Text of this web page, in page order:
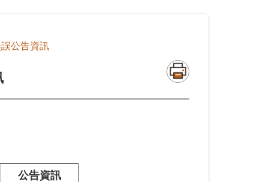
公告資訊
公告資訊